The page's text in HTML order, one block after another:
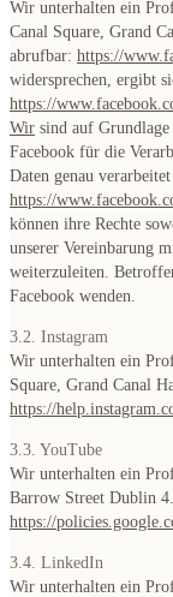
Wir unterhalten ein
Canal Square, Grand
abrufbar: https://
widersprechen, ergibt
https://
Wir sind auf
Facebook für die
Daten genau
https://
können ihre Rechte
unserer Vereinbarung
weiterzuleiten.
Facebook wenden.
3.2. Instagram
Wir unterhalten ein
Square, Grand Canal
https://
3.3. YouTube
Wir unterhalten ein
Barrow Street Dublin
https://
3.4. LinkedIn
Wir unterhalten ein